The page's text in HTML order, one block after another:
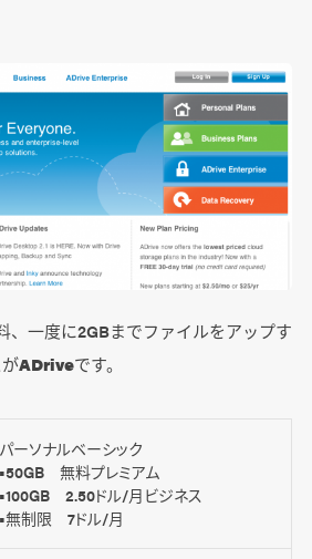
、一度に2GBまでファイルをアップす
ADriveです。
パーソナルベーシック
■50GB 無料プレミアム
■100GB 2.50ドル/月ビジネス
■無制限 7ドル/月